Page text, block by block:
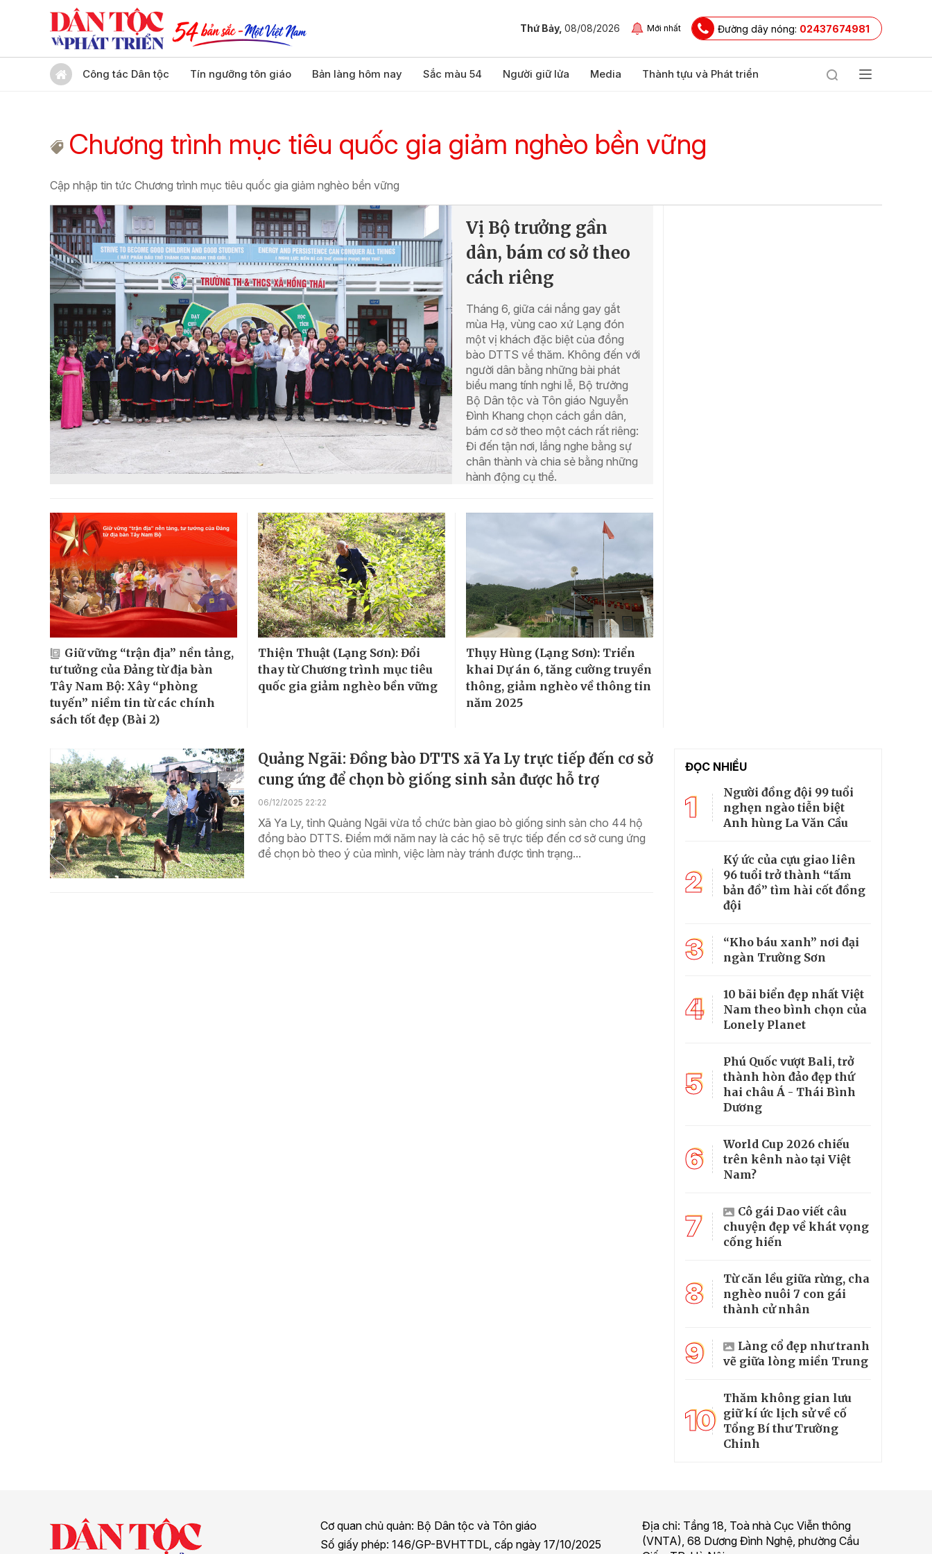
Thứ Bảy, 08/08/2026 Mới nhất Đường dây nóng: 02437674981
Công tác Dân tộc Tín ngưỡng tôn giáo Bản làng hôm nay Sắc màu 54 Người giữ lửa Media Thành tựu và Phát triển
Chương trình mục tiêu quốc gia giảm nghèo bền vững
Cập nhập tin tức Chương trình mục tiêu quốc gia giảm nghèo bền vững
Vị Bộ trưởng gần
dân, bám cơ sở theo
cách riêng
Tháng 6, giữa cái nắng gay gắt
mùa Hạ, vùng cao xứ Lạng đón
một vị khách đặc biệt của đồng
bào DTTS về thăm. Không đến với
người dân bằng những bài phát
biểu mang tính nghi lễ, Bộ trưởng
Bộ Dân tộc và Tôn giáo Nguyễn
Đình Khang chọn cách gần dân,
bám cơ sở theo một cách rất riêng:
Đi đến tận nơi, lắng nghe bằng sự
chân thành và chia sẻ bằng những
hành động cụ thể.
Giữ vững “trận địa” nền tảng,
tư tưởng của Đảng từ địa bàn
Tây Nam Bộ: Xây “phòng
tuyến” niềm tin từ các chính
sách tốt đẹp (Bài 2)
Thiện Thuật (Lạng Sơn): Đổi
thay từ Chương trình mục tiêu
quốc gia giảm nghèo bền vững
Thụy Hùng (Lạng Sơn): Triển
khai Dự án 6, tăng cường truyền
thông, giảm nghèo về thông tin
năm 2025
Quảng Ngãi: Đồng bào DTTS xã Ya Ly trực tiếp đến cơ sở
cung ứng để chọn bò giống sinh sản được hỗ trợ
06/12/2025 22:22
Xã Ya Ly, tỉnh Quảng Ngãi vừa tổ chức bàn giao bò giống sinh sản cho 44 hộ
đồng bào DTTS. Điểm mới năm nay là các hộ sẽ trực tiếp đến cơ sở cung ứng
để chọn bò theo ý của mình, việc làm này tránh được tình trạng...
ĐỌC NHIỀU
1
Người đồng đội 99 tuổi
nghẹn ngào tiễn biệt
Anh hùng La Văn Cầu
2
Ký ức của cựu giao liên
96 tuổi trở thành “tấm
bản đồ” tìm hài cốt đồng
đội
3
“Kho báu xanh” nơi đại
ngàn Trường Sơn
4
10 bãi biển đẹp nhất Việt
Nam theo bình chọn của
Lonely Planet
5
Phú Quốc vượt Bali, trở
thành hòn đảo đẹp thứ
hai châu Á - Thái Bình
Dương
6
World Cup 2026 chiếu
trên kênh nào tại Việt
Nam?
7
Cô gái Dao viết câu
chuyện đẹp về khát vọng
cống hiến
8
Từ căn lều giữa rừng, cha
nghèo nuôi 7 con gái
thành cử nhân
9
Làng cổ đẹp như tranh
vẽ giữa lòng miền Trung
10
Thăm không gian lưu
giữ kí ức lịch sử về cố
Tổng Bí thư Trường
Chinh
Cơ quan chủ quản: Bộ Dân tộc và Tôn giáo
Số giấy phép: 146/GP-BVHTTDL, cấp ngày 17/10/2025
Địa chỉ: Tầng 18, Toà nhà Cục Viễn thông
(VNTA), 68 Dương Đình Nghệ, phường Cầu